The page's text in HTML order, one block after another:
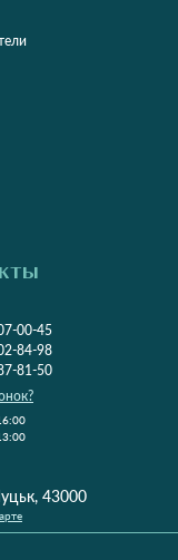
00-45
84-98
81-50
43000